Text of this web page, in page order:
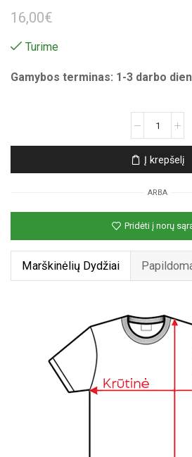
16,00€
Turime
Gamybos terminas: 1-3 darbo
Unisex
marškinėliai
spauda
„Geriausia
vadovė
pasaulyje“
Į krepšelį
ARBA
Pridėti į norų
Marškinėlių Dydžiai